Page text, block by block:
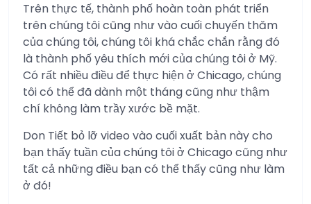
Trên thực tế, thành phố hoàn toàn phát triển
trên chúng tôi cũng như vào cuối chuyến thăm
của chúng tôi, chúng tôi khá chắc chắn rằng đó
là thành phố yêu thích mới của chúng tôi ở Mỹ.
Có rất nhiều điều để thực hiện ở Chicago, chúng
tôi có thể đã dành một tháng cũng như thậm
chí không làm trầy xước bề mặt.
Don Tiết bỏ lỡ video vào cuối xuất bản này cho
bạn thấy tuần của chúng tôi ở Chicago cũng như
tất cả những điều bạn có thể thấy cũng như làm
ở đó!